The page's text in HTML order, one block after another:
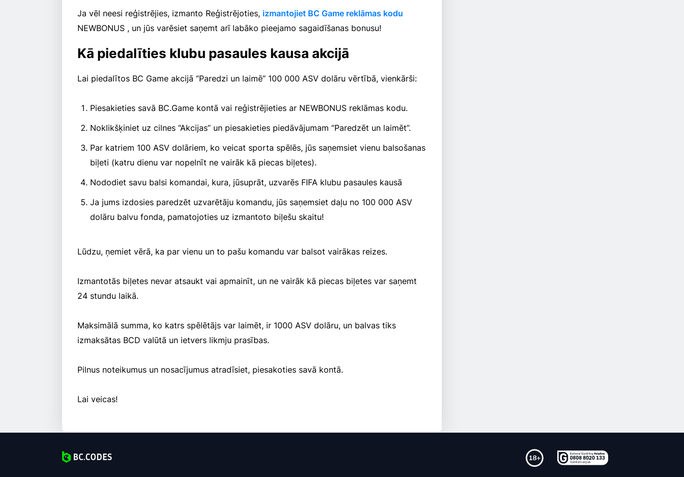
Ja vēl neesi reģistrējies, izmanto Reģistrējoties, izmantojiet BC Game reklāmas kodu
NEWBONUS , un jūs varēsiet saņemt arī labāko pieejamo sagaidīšanas bonusu!
Kā piedalīties klubu pasaules kausa akcijā
Lai piedalītos BC Game akcijā “Paredzi un laimē” 100 000 ASV dolāru vērtībā, vienkārši:
Piesakieties savā BC.Game kontā vai reģistrējieties ar NEWBONUS reklāmas kodu.
Noklikšķiniet uz cilnes “Akcijas” un piesakieties piedāvājumam “Paredzēt un laimēt”.
Par katriem 100 ASV dolāriem, ko veicat sporta spēlēs, jūs saņemsiet vienu balsošanas
biļeti (katru dienu var nopelnīt ne vairāk kā piecas biļetes).
Nododiet savu balsi komandai, kura, jūsuprāt, uzvarēs FIFA klubu pasaules kausā
Ja jums izdosies paredzēt uzvarētāju komandu, jūs saņemsiet daļu no 100 000 ASV
dolāru balvu fonda, pamatojoties uz izmantoto biļešu skaitu!
Lūdzu, ņemiet vērā, ka par vienu un to pašu komandu var balsot vairākas reizes.
Izmantotās biļetes nevar atsaukt vai apmainīt, un ne vairāk kā piecas biļetes var saņemt
24 stundu laikā.
Maksimālā summa, ko katrs spēlētājs var laimēt, ir 1000 ASV dolāru, un balvas tiks
izmaksātas BCD valūtā un ietvers likmju prasības.
Pilnus noteikumus un nosacījumus atradīsiet, piesakoties savā kontā.
Lai veicas!